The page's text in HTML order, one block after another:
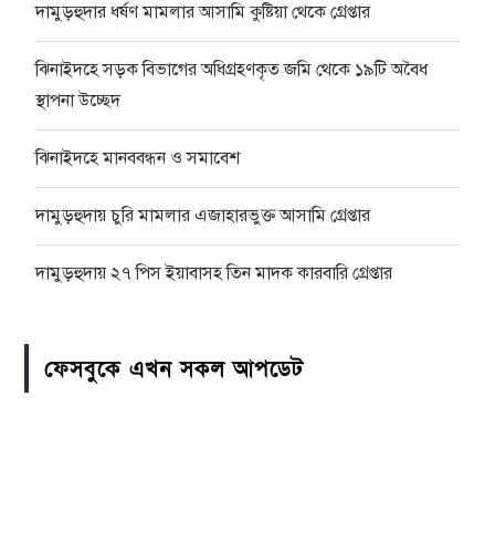
দামুড়হুদার ধর্ষণ মামলার আসামি কুষ্টিয়া থেকে গ্রেপ্তার
ঝিনাইদহে সড়ক বিভাগের অধিগ্রহণকৃত জমি থেকে ১৯টি অবৈধ
স্থাপনা উচ্ছেদ
ঝিনাইদহে মানববন্ধন ও সমাবেশ
দামুড়হুদায় চুরি মামলার এজাহারভুক্ত আসামি গ্রেপ্তার
দামুড়হুদায় ২৭ পিস ইয়াবাসহ তিন মাদক কারবারি গ্রেপ্তার
ফেসবুকে এখন সকল আপডেট